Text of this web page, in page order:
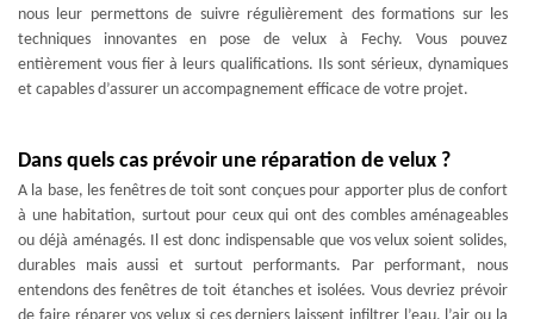
nous leur permettons de suivre régulièrement des formations sur les
techniques innovantes en pose de velux à Fechy. Vous pouvez
entièrement vous fier à leurs qualifications. Ils sont sérieux, dynamiques
et capables d’assurer un accompagnement efficace de votre projet.
Dans quels cas prévoir une réparation de velux ?
A la base, les fenêtres de toit sont conçues pour apporter plus de confort
à une habitation, surtout pour ceux qui ont des combles aménageables
ou déjà aménagés. Il est donc indispensable que vos velux soient solides,
durables mais aussi et surtout performants. Par performant, nous
entendons des fenêtres de toit étanches et isolées. Vous devriez prévoir